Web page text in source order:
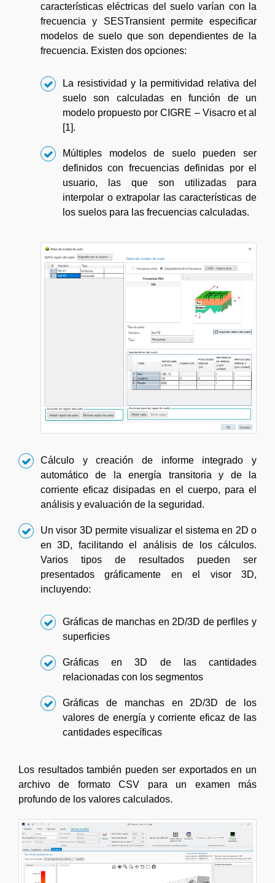
características eléctricas del suelo varían con la
frecuencia y SESTransient permite especificar
modelos de suelo que son dependientes de la
frecuencia. Existen dos opciones:
La resistividad y la permitividad relativa del
suelo son calculadas en función de un
modelo propuesto por CIGRE – Visacro et al
[1].
Múltiples modelos de suelo pueden ser
definidos con frecuencias definidas por el
usuario, las que son utilizadas para
interpolar o extrapolar las características de
los suelos para las frecuencias calculadas.
Cálculo y creación de informe integrado y
automático de la energía transitoria y de la
corriente eficaz disipadas en el cuerpo, para el
análisis y evaluación de la seguridad.
Un visor 3D permite visualizar el sistema en 2D o
en 3D, facilitando el análisis de los cálculos.
Varios tipos de resultados pueden ser
presentados gráficamente en el visor 3D,
incluyendo:
Gráficas de manchas en 2D/3D de perfiles y
superficies
Gráficas en 3D de las cantidades
relacionadas con los segmentos
Gráficas de manchas en 2D/3D de los
valores de energía y corriente eficaz de las
cantidades específicas
Los resultados también pueden ser exportados en un
archivo de formato CSV para un examen más
profundo de los valores calculados.